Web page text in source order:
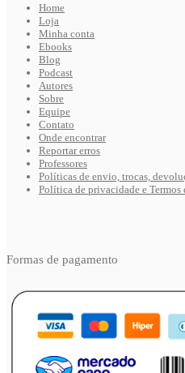
Home
Loja
Minha conta
Ebooks
Blog
Podcast
Autores
Sobre
Equipe
Contato
Onde encontrar
Reportar erros
Professores
Políticas de envio, trocas,
Política de privacidade e Termos
Formas de pagamento